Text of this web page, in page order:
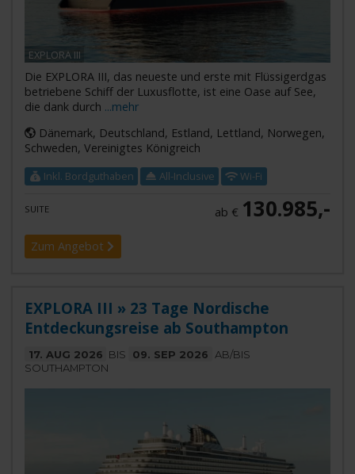
EXPLORA III
Die EXPLORA III, das neueste und erste mit Flüssigerdgas
betriebene Schiff der Luxusflotte, ist eine Oase auf See,
die dank durch ...mehr
Dänemark, Deutschland, Estland, Lettland, Norwegen,
Schweden, Vereinigtes Königreich
Inkl. Bordguthaben All-Inclusive Wi-Fi
SUITE ab € 130.985,-
Zum Angebot
EXPLORA III » 23 Tage Nordische
Entdeckungsreise ab Southampton
17. AUG 2026 BIS 09. SEP 2026
AB/BIS
SOUTHAMPTON